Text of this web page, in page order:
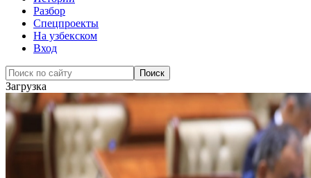
Разбор
Спецпроекты
На узбекском
Вход
Загрузка